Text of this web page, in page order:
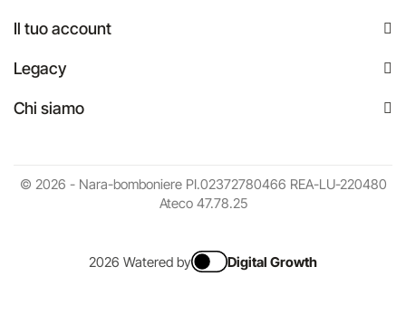
Il tuo account
Legacy
Chi siamo
© 2026 - Nara-bomboniere PI.02372780466 REA-LU-220480
Ateco 47.78.25
2026 Watered by Digital Growth